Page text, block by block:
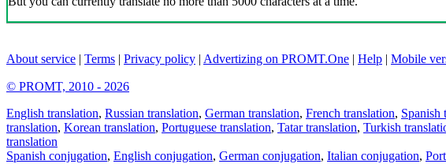
About service | Terms | Privacy policy | Advertizing on PROMT.One | Help | Mobile
© PROMT, 2010 - 2026
English translation, Russian translation, German translation, French translation, Spanish
translation, Korean translation, Portuguese translation, Tatar translation, Turkish
translation
Spanish conjugation, English conjugation, German conjugation, Italian conjugation,